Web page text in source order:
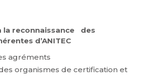
la reconnaissance des
d’ANITEC
agréments
organismes de certification et